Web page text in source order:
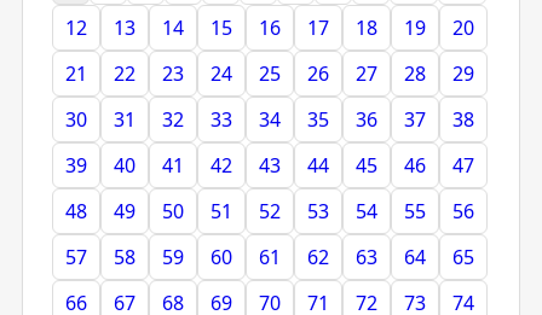
12
13 14 15 16 17 18 19
20
21
22 23 24 25 26 27 28
29
30
31 32 33 34 35 36 37
38
39
40 41 42 43 44 45 46
47
48
49 50 51 52 53 54 55
56
57
58 59 60 61 62 63 64
65
66
67 68 69 70 71 72 73
74